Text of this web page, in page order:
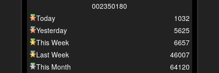
002350180
Today
Yesterday
This Week
Last Week
This Month
1032
5625
6657
46007
64120